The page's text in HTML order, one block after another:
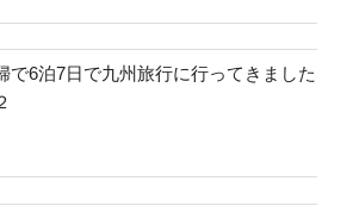
で6泊7日で九州旅行に行ってきました